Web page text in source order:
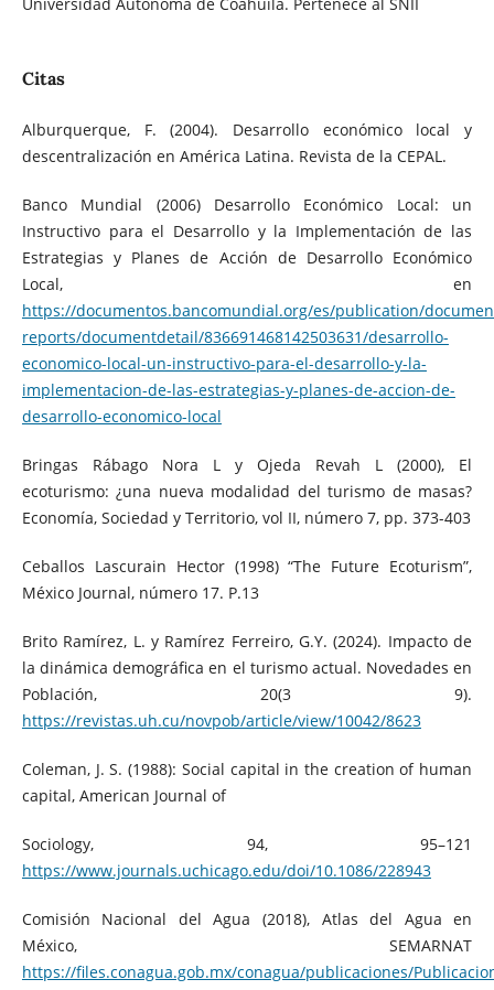
Citas
Alburquerque, F. (2004). Desarrollo económico local y
descentralización en América Latina. Revista de la CEPAL.
Banco Mundial (2006) Desarrollo Económico Local: un
Instructivo para el Desarrollo y la Implementación de las
Estrategias y Planes de Acción de Desarrollo Económico
Local, en
https://documentos.bancomundial.org/es/publication/
reports/documentdetail/836691468142503631/desarrollo-
economico-local-un-instructivo-para-el-desarrollo-y-la-
implementacion-de-las-estrategias-y-planes-de-accion-de-
desarrollo-economico-local
Bringas Rábago Nora L y Ojeda Revah L (2000), El
ecoturismo: ¿una nueva modalidad del turismo de masas?
Economía, Sociedad y Territorio, vol II, número 7, pp. 373-403
Ceballos Lascurain Hector (1998) “The Future Ecoturism”,
México Journal, número 17. P.13
Brito Ramírez, L. y Ramírez Ferreiro, G.Y. (2024). Impacto de
la dinámica demográfica en el turismo actual. Novedades en
Población, 20(3 9).
https://revistas.uh.cu/novpob/article/view/10042/8623
Coleman, J. S. (1988): Social capital in the creation of human
capital, American Journal of
Sociology, 94, 95–121
https://www.journals.uchicago.edu/doi/10.1086/228943
Comisión Nacional del Agua (2018), Atlas del Agua en
México, SEMARNAT
https://files.conagua.gob.mx/conagua/publicaciones/